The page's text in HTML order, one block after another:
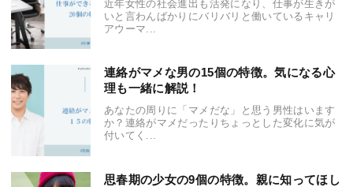
近年女性の社会進出も活発になり、仕事が生きが
いと言わんばかりにバリバリと働いているキャリ
アウーマ...
連絡がマメな男の15個の特徴。気になる心
理も一緒に解説！
あなたの周りに「マメだな」と思う男性はいます
か？連絡がマメだったりちょっとした変化に気が
付いてく...
思春期の少女の9個の特徴。親に知ってほし